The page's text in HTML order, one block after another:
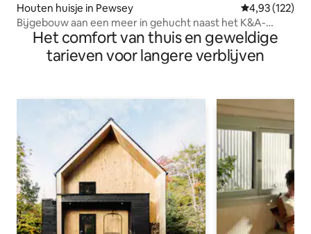
Houten huisje in Pewsey Gemiddelde
4,93 (122)
Bijgebouw aan een meer in gehucht naast het K&A-
kanaal
Het comfort van thuis en geweldige
tarieven voor langere verblijven